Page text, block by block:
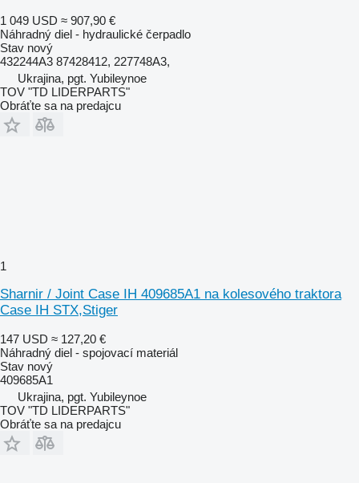
1 049 USD ≈ 907,90 €
Náhradný diel - hydraulické čerpadlo
Stav nový
432244A3 87428412, 227748A3,
Ukrajina, pgt. Yubileynoe
TOV "TD LIDERPARTS"
Obráťte sa na predajcu
1
Sharnir / Joint Case IH 409685A1 na kolesového traktora
Case IH STX,Stiger
147 USD ≈ 127,20 €
Náhradný diel - spojovací materiál
Stav nový
409685A1
Ukrajina, pgt. Yubileynoe
TOV "TD LIDERPARTS"
Obráťte sa na predajcu